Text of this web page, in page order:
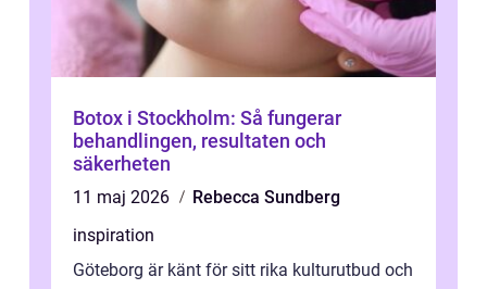
Botox i Stockholm: Så fungerar
behandlingen, resultaten och
säkerheten
11 maj 2026
Rebecca Sundberg
inspiration
Göteborg är känt för sitt rika kulturutbud och